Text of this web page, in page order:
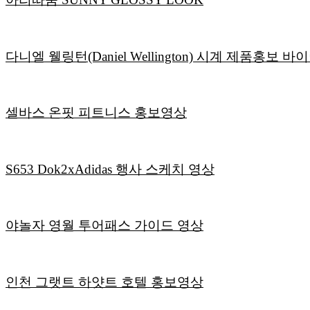
다니엘 웰링턴(Daniel Wellington) 시계 제품홍보 바
셀바스 온핏 피트니스 홍보영상
S653 Dok2xAdidas 행사 스케치 영상
야놀자 영월 투어패스 가이드 영상
인천 그랫트 하얏트 호텔 홍보영상